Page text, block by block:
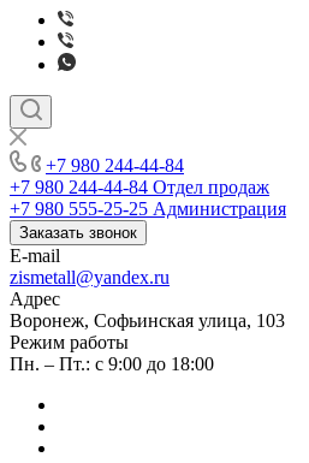
+7 980 244-44-84
+7 980 244-44-84 Отдел продаж
+7 980 555-25-25 Администрация
Заказать звонок
E-mail
zismetall@yandex.ru
Адрес
Воронеж, Софьинская улица, 103
Режим работы
Пн. – Пт.: с 9:00 до 18:00